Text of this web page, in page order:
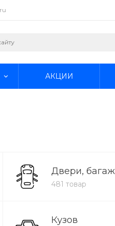
АКЦИИ
Двери,
481 товар
Кузов